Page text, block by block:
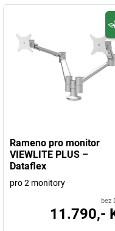
Rameno pro monitor
VIEWLITE PLUS –
Dataflex
pro 2 monitory
bez
11.790,-